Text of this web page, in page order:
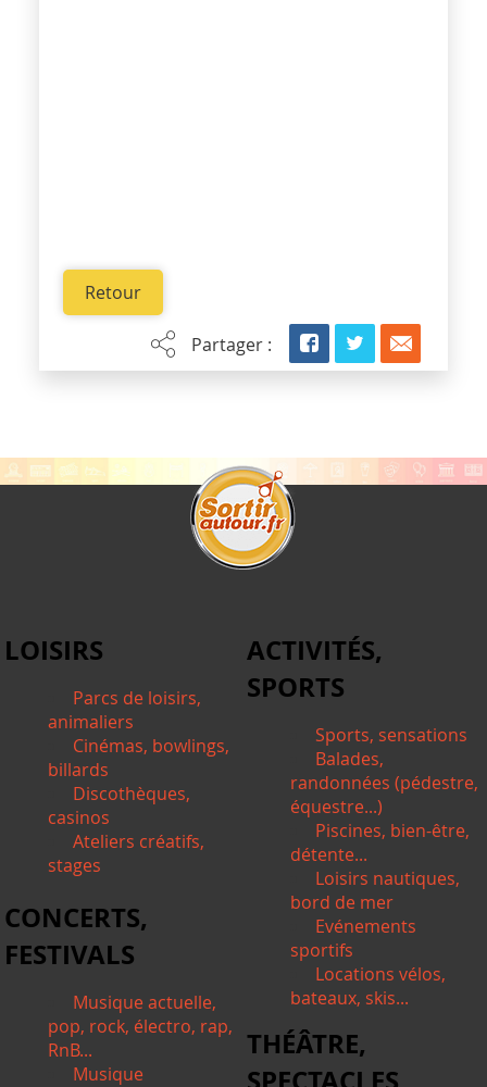
Retour
Partager :
LOISIRS
Parcs de loisirs,
animaliers
Cinémas, bowlings,
billards
Discothèques,
casinos
Ateliers créatifs,
stages
ACTIVITÉS,
SPORTS
Sports, sensations
Balades,
randonnées (pédestre,
équestre...)
Piscines, bien-être,
détente...
Loisirs nautiques,
bord de mer
Evénements
sportifs
Locations vélos,
bateaux, skis...
CONCERTS,
FESTIVALS
Musique actuelle,
pop, rock, électro, rap,
RnB...
Musique
THÉÂTRE,